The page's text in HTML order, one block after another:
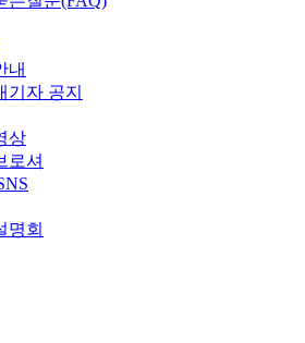
내
기자 공지
상
로셔
명회